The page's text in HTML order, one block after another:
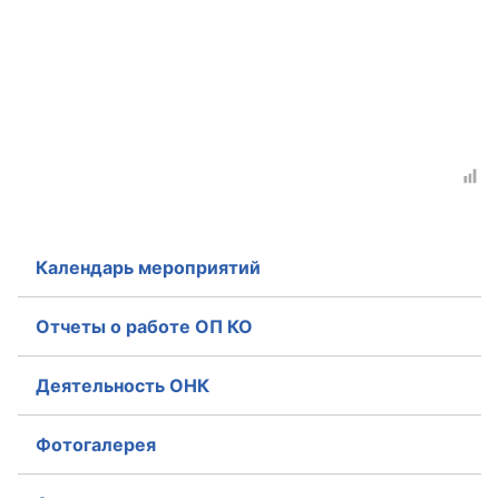
Календарь мероприятий
Отчеты о работе ОП КО
Деятельность ОНК
Фотогалерея